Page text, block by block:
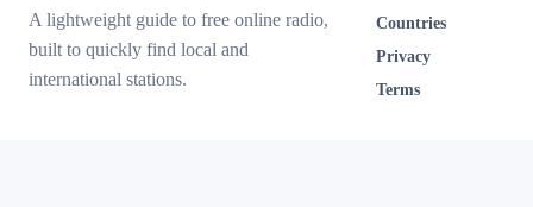
A lightweight guide to free online radio,
built to quickly find local and
international stations.
Countries
Privacy
Terms